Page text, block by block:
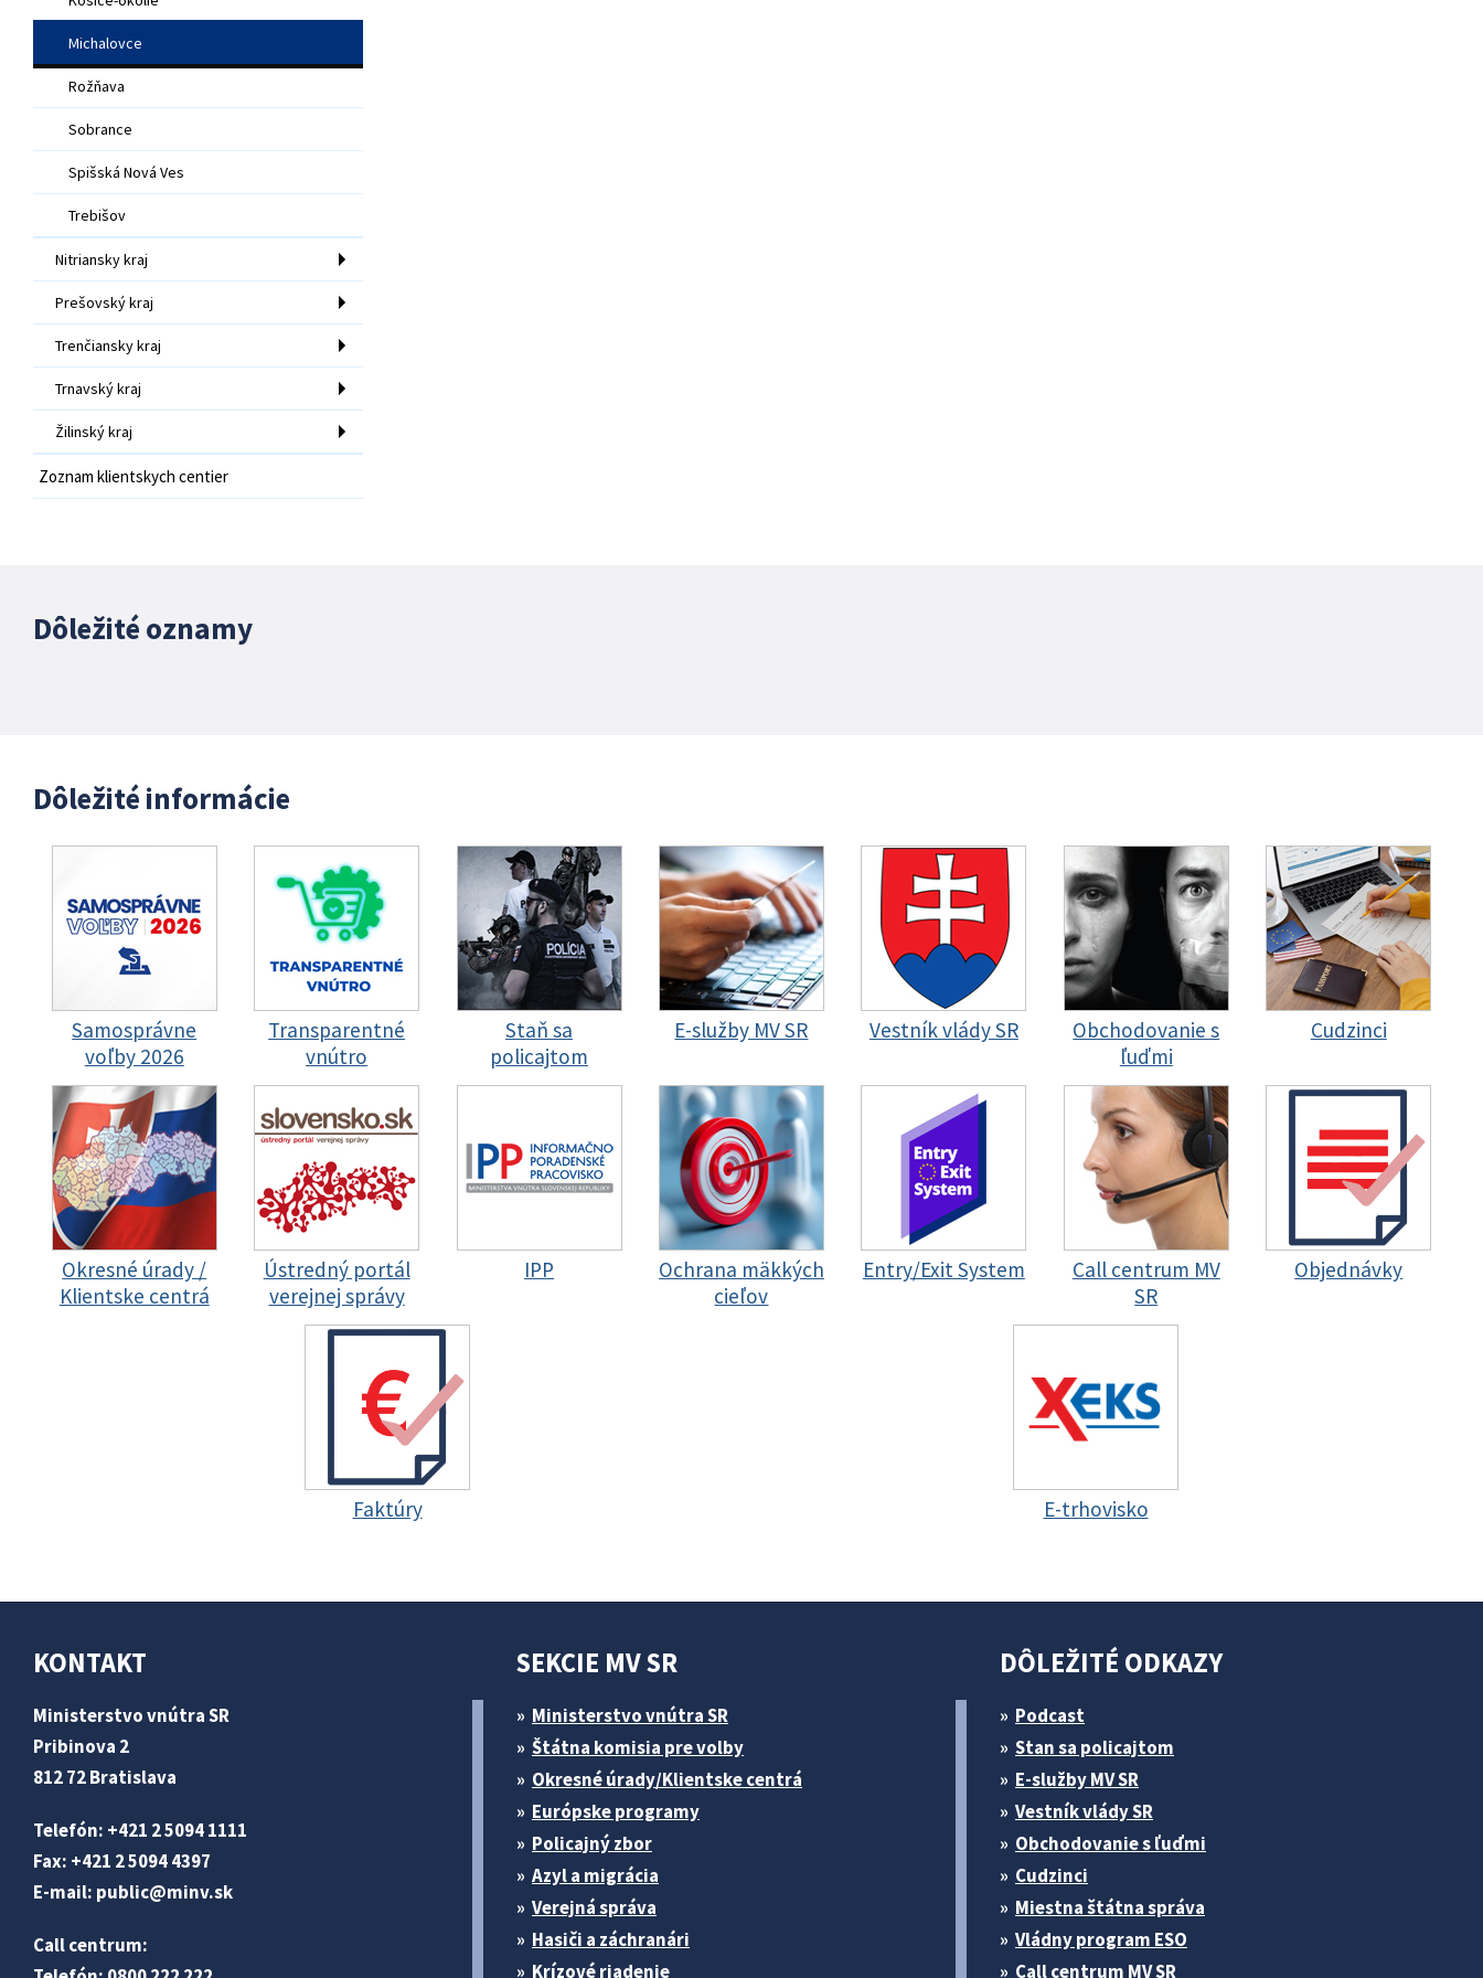
Michalovce
Rožňava
Sobrance
Spišská Nová Ves
Trebišov
Nitriansky kraj
Prešovský kraj
Trenčiansky kraj
Trnavský kraj
Žilinský kraj
Zoznam klientskych centier
Dôležité oznamy
Dôležité informácie
Samosprávne
voľby 2026
Transparentné
vnútro
Staň sa
policajtom
E-služby MV SR Vestník vlády SR
Obchodovanie s
ľuďmi
Cudzinci
Okresné úrady /
Klientske centrá
Ústredný portál
verejnej správy
IPP
Ochrana mäkkých
cieľov
Entry/Exit System
Call centrum MV
SR
Objednávky
Faktúry E-trhovisko
KONTAKT
Ministerstvo vnútra SR
Pribinova 2
812 72 Bratislava
Telefón: +421 2 5094 1111
Fax: +421 2 5094 4397
E-mail: public@minv.sk
Call centrum:
SEKCIE MV SR
Ministerstvo vnútra SR
Štátna komisia pre volby
Okresné úrady/Klientske centrá
Európske programy
Policajný zbor
Azyl a migrácia
Verejná správa
Hasiči a záchranári
Krízové riadenie
DÔLEŽITÉ ODKAZY
Podcast
Stan sa policajtom
E-služby MV SR
Vestník vlády SR
Obchodovanie s ľuďmi
Cudzinci
Miestna štátna správa
Vládny program ESO
Call centrum MV SR